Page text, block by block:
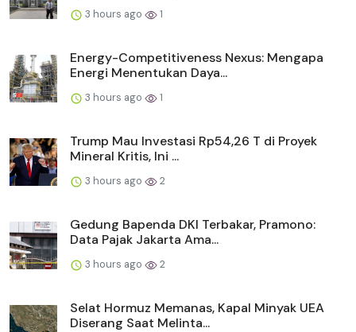
3 hours ago 1
Energy-Competitiveness Nexus: Mengapa
Energi Menentukan Daya...
3 hours ago 1
Trump Mau Investasi Rp54,26 T di Proyek
Mineral Kritis, Ini ...
3 hours ago 2
Gedung Bapenda DKI Terbakar, Pramono:
Data Pajak Jakarta Ama...
3 hours ago 2
Selat Hormuz Memanas, Kapal Minyak UEA
Diserang Saat Melinta...